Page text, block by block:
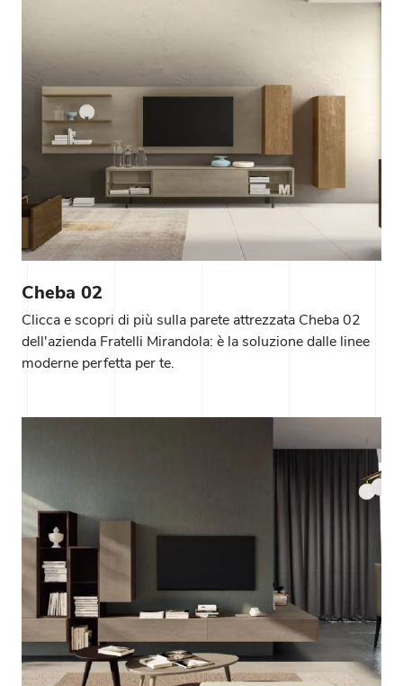
Cheba 02
Clicca e scopri di più sulla parete attrezzata Cheba 02
dell'azienda Fratelli Mirandola: è la soluzione dalle linee
moderne perfetta per te.